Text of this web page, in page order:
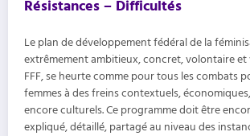
Résistances – Difficultés
Le plan de développement fédéral de la
extrêmement ambitieux, concret, volontaire et
FFF, se heurte comme pour tous les combats
femmes à des freins contextuels,
encore culturels. Ce programme doit être
expliqué, détaillé, partagé au niveau des